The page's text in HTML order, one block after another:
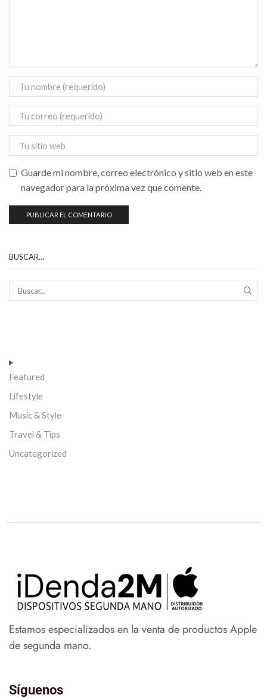
Guarde mi nombre, correo electrónico y sitio web en este
navegador para la próxima vez que comente.
BUSCAR…
Featured
Lifestyle
Music & Style
Travel & Tips
Uncategorized
Estamos especializados en la venta de productos Apple
de segunda mano.
Síguenos